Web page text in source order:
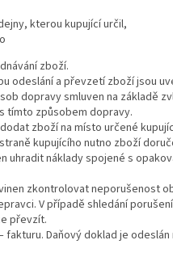
kterou kupující určil,
zboží.
odeslání a převzetí zboží jsou
dopravy smluven na základě
tímto způsobem dopravy.
zboží na místo určené
kupujícího nutno zboží
uhradit náklady spojené s
zkontrolovat neporušenost
V případě shledání
převzít.
Daňový doklad je